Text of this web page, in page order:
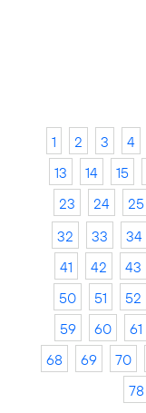
1 2 3 4
13
14 15
23
24 25
32
33 34
41
42 43
50
51 52
59
60 61
68
69 70
78